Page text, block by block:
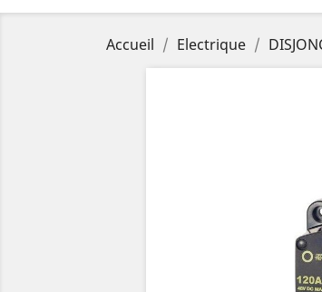
Accueil Electrique